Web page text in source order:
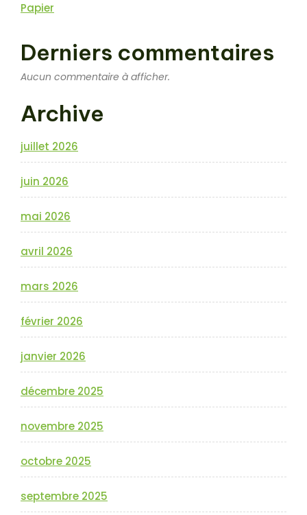
Papier
Derniers commentaires
Aucun commentaire à afficher.
Archive
juillet 2026
juin 2026
mai 2026
avril 2026
mars 2026
février 2026
janvier 2026
décembre 2025
novembre 2025
octobre 2025
septembre 2025